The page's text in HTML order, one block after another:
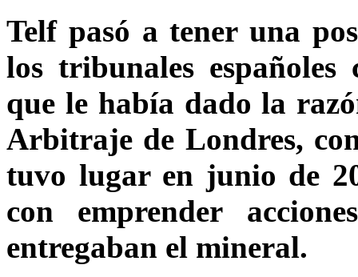
Telf pasó a tener una
los tribunales
que le había dado la
Arbitraje de Londres,
tuvo lugar en junio de
con emprender
entregaban el mineral.